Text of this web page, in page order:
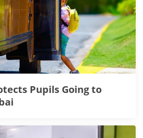
Pupils Going to